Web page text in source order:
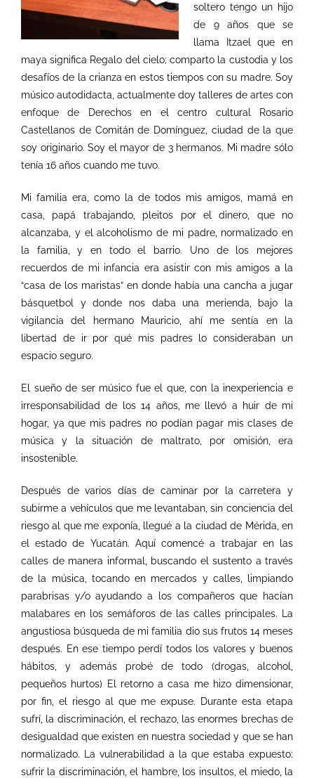
soltero tengo un hijo
de 9 años que se
llama Itzael que en
maya significa Regalo del cielo; comparto la custodia y los
desafíos de la crianza en estos tiempos con su madre. Soy
músico autodidacta, actualmente doy talleres de artes con
enfoque de Derechos en el centro cultural Rosario
Castellanos de Comitán de Domínguez, ciudad de la que
soy originario. Soy el mayor de 3 hermanos. Mi madre sólo
tenía 16 años cuando me tuvo.
Mi familia era, como la de todos mis amigos, mamá en
casa, papá trabajando, pleitos por el dinero, que no
alcanzaba, y el alcoholismo de mi padre, normalizado en
la familia, y en todo el barrio. Uno de los mejores
recuerdos de mi infancia era asistir con mis amigos a la
“casa de los maristas” en donde había una cancha a jugar
básquetbol y donde nos daba una merienda, bajo la
vigilancia del hermano Mauricio, ahí me sentía en la
libertad de ir por qué mis padres lo consideraban un
espacio seguro.
El sueño de ser músico fue el que, con la inexperiencia e
irresponsabilidad de los 14 años, me llevó a huir de mi
hogar, ya que mis padres no podían pagar mis clases de
música y la situación de maltrato, por omisión, era
insostenible.
Después de varios días de caminar por la carretera y
subirme a vehículos que me levantaban, sin conciencia del
riesgo al que me exponía, llegué a la ciudad de Mérida, en
el estado de Yucatán. Aquí comencé a trabajar en las
calles de manera informal, buscando el sustento a través
de la música, tocando en mercados y calles, limpiando
parabrisas y/o ayudando a los compañeros que hacían
malabares en los semáforos de las calles principales. La
angustiosa búsqueda de mi familia dio sus frutos 14 meses
después. En ese tiempo perdí todos los valores y buenos
hábitos, y además probé de todo (drogas, alcohol,
pequeños hurtos) El retorno a casa me hizo dimensionar,
por fin, el riesgo al que me expuse. Durante esta etapa
sufrí, la discriminación, el rechazo, las enormes brechas de
desigualdad que existen en nuestra sociedad y que se han
normalizado. La vulnerabilidad a la que estaba expuesto:
sufrir la discriminación, el hambre, los insultos, el miedo, la